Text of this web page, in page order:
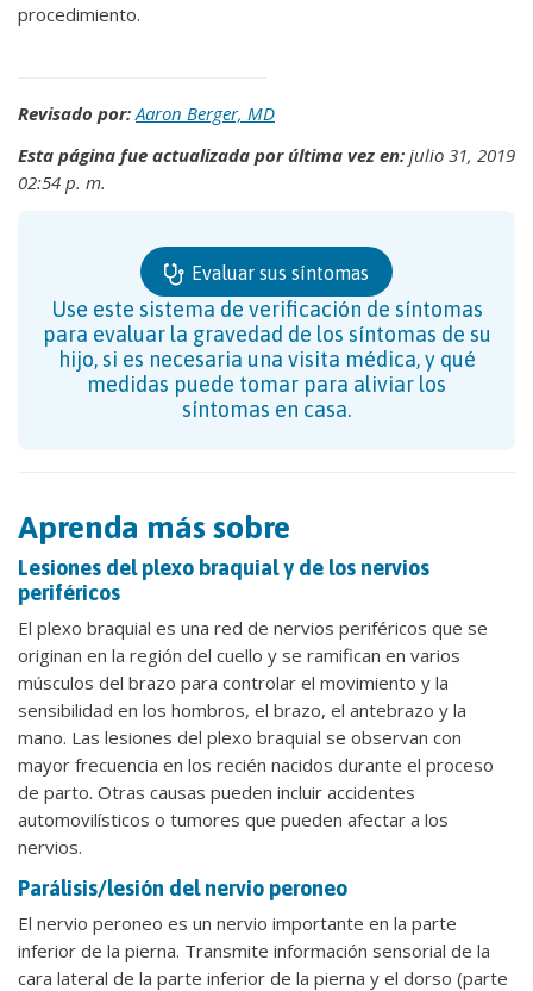
procedimiento.
Revisado por: Aaron Berger, MD
Esta página fue actualizada por última vez en: julio 31, 2019
02:54 p. m.
Evaluar sus síntomas
Use este sistema de verificación de síntomas
para evaluar la gravedad de los síntomas de su
hijo, si es necesaria una visita médica, y qué
medidas puede tomar para aliviar los
síntomas en casa.
Aprenda más sobre
Lesiones del plexo braquial y de los nervios
periféricos
El plexo braquial es una red de nervios periféricos que se
originan en la región del cuello y se ramifican en varios
músculos del brazo para controlar el movimiento y la
sensibilidad en los hombros, el brazo, el antebrazo y la
mano. Las lesiones del plexo braquial se observan con
mayor frecuencia en los recién nacidos durante el proceso
de parto. Otras causas pueden incluir accidentes
automovilísticos o tumores que pueden afectar a los
nervios.
Parálisis/lesión del nervio peroneo
El nervio peroneo es un nervio importante en la parte
inferior de la pierna. Transmite información sensorial de la
cara lateral de la parte inferior de la pierna y el dorso (parte